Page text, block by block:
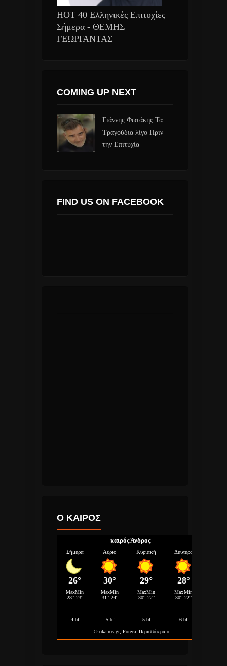
HOT 40 Ελληνικές Επιτυχίες
Σήμερα - ΘΕΜΗΣ
ΓΕΩΡΓΑΝΤΑΣ
COMING UP NEXT
Γιάννης Φωτάκης Τα
Τραγούδια λίγο Πριν
την Επιτυχία
FIND US ON FACEBOOK
Ο ΚΑΙΡΟΣ
καιρός Άνδρος